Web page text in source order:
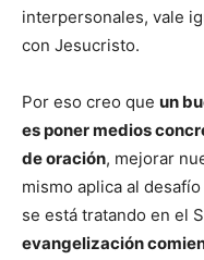
interpersonales, vale
con Jesucristo.
Por eso creo que un
es poner medios
de oración, mejorar
mismo aplica al
se está tratando en el
evangelización